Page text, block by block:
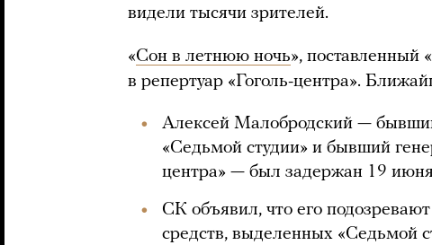
видели тысячи зрителей.
«Сон в летнюю ночь», поставленный
в репертуар «Гоголь-центра».
Алексей Малобродский —
«Седьмой студии» и бывший
центра» — был задержан 19
СК объявил, что его
средств, выделенных «Седьмой